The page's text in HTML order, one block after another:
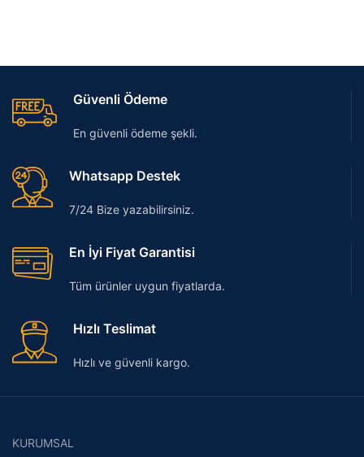
Güvenli Ödeme
En güvenli ödeme şekli.
Whatsapp Destek
7/24 Bize yazabilirsiniz.
En İyi Fiyat Garantisi
Tüm ürünler uygun fiyatlarda.
Hızlı Teslimat
Hızlı ve güvenli kargo.
KURUMSAL